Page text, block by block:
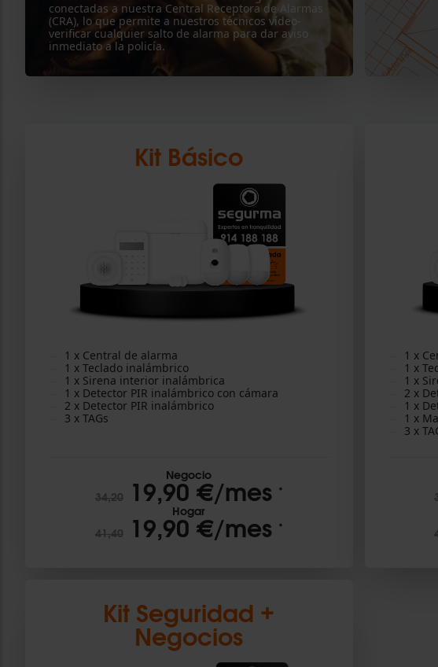
conectadas a nuestra Central Receptora de Alarmas
(CRA), lo que permite a nuestros técnicos vídeo-
verificar cualquier salto de alarma para dar aviso
inmediato a la policía.
Kit Básico
1 x Central de alarma
1 x Teclado inalámbrico
1 x Sirena interior inalámbrica
1 x Detector PIR inalámbrico con cámara
2 x Detector PIR inalámbrico
3 x TAGs
Negocio
34,2019,90 €/mes
*
Hogar
41,4019,90 €/mes *
1 x
1 x
1 x
2 x
1 x
1 x
3 x
Kit Seguridad +
Negocios